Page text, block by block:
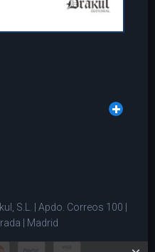
S.L. | Apdo. Correos 100 |
| Madrid